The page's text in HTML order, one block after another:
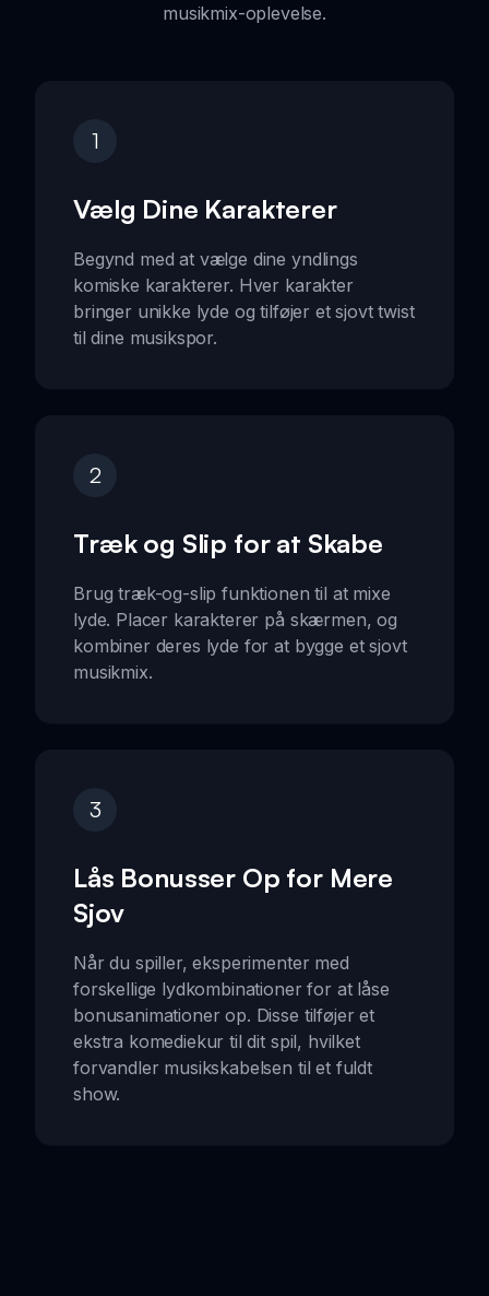
musikmix-oplevelse.
1
Vælg Dine Karakterer
Begynd med at vælge dine yndlings
komiske karakterer. Hver karakter
bringer unikke lyde og tilføjer et sjovt twist
til dine musikspor.
2
Træk og Slip for at Skabe
Brug træk-og-slip funktionen til at mixe
lyde. Placer karakterer på skærmen, og
kombiner deres lyde for at bygge et sjovt
musikmix.
3
Lås Bonusser Op for Mere
Sjov
Når du spiller, eksperimenter med
forskellige lydkombinationer for at låse
bonusanimationer op. Disse tilføjer et
ekstra komediekur til dit spil, hvilket
forvandler musikskabelsen til et fuldt
show.